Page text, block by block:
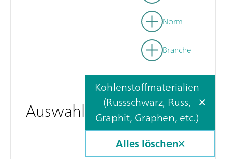
Norm
Branche
Auswahl
Kohlenstoffmaterialien
(Russschwarz, Russ,
Graphit, Graphen, etc.)
Alles löschen